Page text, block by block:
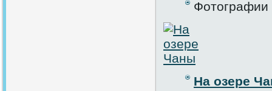
Фотографии
На озере